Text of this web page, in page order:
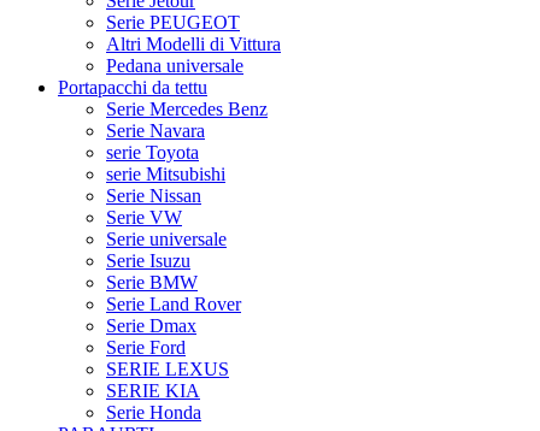
Serie PEUGEOT
Altri Modelli di Vittura
Pedana universale
Portapacchi da tettu
Serie Mercedes Benz
Serie Navara
serie Toyota
serie Mitsubishi
Serie Nissan
Serie VW
Serie universale
Serie Isuzu
Serie BMW
Serie Land Rover
Serie Dmax
Serie Ford
SERIE LEXUS
SERIE KIA
Serie Honda